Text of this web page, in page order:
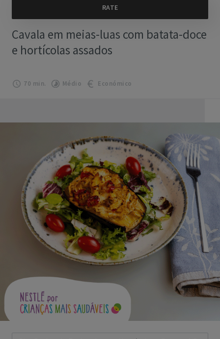
Cavala em meias-luas com batata-doce
e hortícolas assados
70 min. Médio Económico